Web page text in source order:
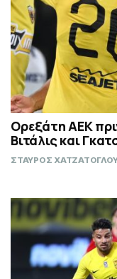
Ορεξάτη ΑΕΚ
Βιτάλις και
ΣΤΑΥΡΟΣ